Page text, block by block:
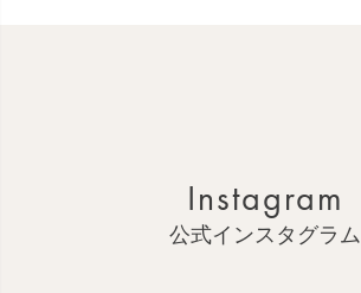
Instagram
公式インスタグラム